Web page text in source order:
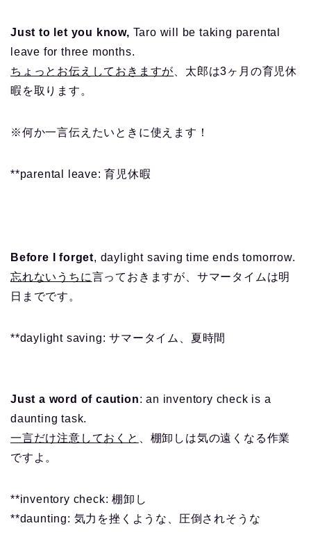
Just to let you know, Taro will be taking parental
leave for three months.
ちょっとお伝えしておきますが 、太郎は3ヶ月の育児休
暇を取ります。
※何か一言伝えたいときに使えます！
**parental leave: 育児休暇
Before I forget, daylight saving time ends tomorrow.
忘れないうちに言っておきますが 、サマータイムは明
日までです。
**daylight saving: サマータイム、夏時間
Just a word of caution: an inventory check is a
daunting task.
一言だけ注意しておくと
、棚卸しは気の遠くなる作業
ですよ。
**inventory check: 棚卸し
**daunting: 気力を挫くような、圧倒されそうな